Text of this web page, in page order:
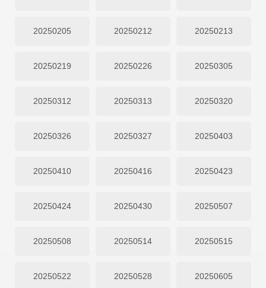
20250205 20250212 20250213
20250219 20250226 20250305
20250312 20250313 20250320
20250326 20250327 20250403
20250410 20250416 20250423
20250424 20250430 20250507
20250508 20250514 20250515
20250522 20250528 20250605